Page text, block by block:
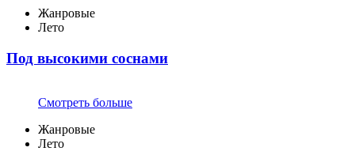
Жанровые
Лето
Под высокими соснами
Смотреть больше
Жанровые
Лето